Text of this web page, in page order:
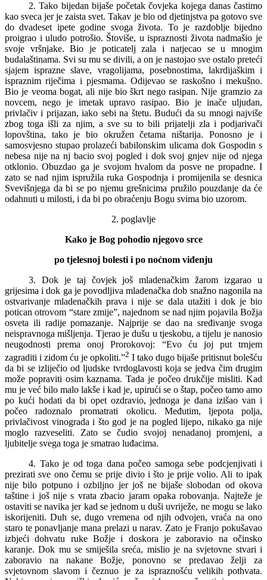
2. Tako bijedan bijaše početak čovjeka kojega danas častimo
kao sveca jer je zaista svet. Takav je bio od djetinjstva pa gotovo sve
do dvadeset ipete godine svoga života. To je razdoblje bijedno
proigrao i uludo potrošio. Štoviše, u ispraznosti života nadmašio je
svoje vršnjake. Bio je poticatelj zala i natjecao se u mnogim
budalaštinama. Svi su mu se divili, a on je nastojao sve ostalo preteći
sjajem isprazne slave, vragolijama, posebnostima, lakrdijaškim i
ispraznim riječima i pjesmama. Odijevao se raskošno i mekušno.
Bio je veoma bogat, ali nije bio škrt nego rasipan. Nije gramzio za
novcem, nego je imetak upravo rasipao. Bio je inače uljudan,
privlačiv i prijazan, iako sebi na štetu. Budući da su mnogi najviše
zbog toga išli za njim, a sve su to bili prijatelji zla i podjarivači
lopovština, tako je bio okružen četama ništarija. Ponosno je i
samosvjesno stupao prolazeći babilonskim ulicama dok Gospodin s
nebesa nije na nj bacio svoj pogled i dok svoj gnjev nije od njega
otklonio. Obuzdao ga je svojom hvalom da posve ne propadne. I
zato se nad njim ispružila ruka Gospodnja i promijenila se desnica
Svevišnjega da bi se po njemu grešnicima pružilo pouzdanje da će
odahnuti u milosti, i da bi po obraćenju Bogu svima bio uzorom.
2. poglavlje
Kako je Bog pohodio njegovo srce
po tjelesnoj bolesti i po noćnom viđenju
3. Dok je taj čovjek još mladenačkim žarom izgarao u
grijesima i dok ga je povodljiva mladenačka dob snažno nagonila na
ostvarivanje mladenačkih prava i nije se dala utažiti i dok je bio
potican otrovom “stare zmije”, najednom se nad njim pojavila Božja
osveta ili radije pomazanje. Najprije se dao na sređivanje svoga
neispravnoga mišljenja. Tjerao je dušu u tjeskobu, a tijelu je nanosio
neugodnosti prema onoj Prorokovoj: “Evo ću joj put trnjem
zagraditi i zidom ću je opkoliti.”2 I tako dugo bijaše pritisnut bolešću
da bi se izliječio od ljudske tvrdoglavosti koja se jedva čim drugim
može popraviti osim kaznama. Tada je počeo drukčije misliti. Kad
mu je već bilo malo lakše i kad je, upirući se o štap, počeo tamo amo
po kući hodati da bi opet ozdravio, jednoga je dana izišao van i
počeo radoznalo promatrati okolicu. Međutim, ljepota polja,
privlačivost vinograda i što god je na pogled lijepo, nikako ga nije
moglo razveseliti. Zato se čudio svojoj nenadanoj promjeni, a
ljubitelje svega toga je smatrao luđacima.
4. Tako je od toga dana počeo samoga sebe podcjenjivati i
prezirati sve ono čemu se prije divio i što je prije volio. Ali to ipak
nije bilo potpuno i ozbiljno jer još ne bijaše slobodan od okova
taštine i još nije s vrata zbacio jaram opaka robovanja. Najteže je
ostaviti se navika jer kad se jednom u duši uvriježe, ne mogu se lako
iskorijeniti. Duh se, dugo vremena od njih odvojen, vraća na ono
staro te ponavljanje mana prelazi u narav. Zato je Franjo pokušavao
izbjeći dohvatu ruke Božje i doskora je zaboravio na očinsko
karanje. Dok mu se smiješila sreća, mislio je na svjetovne stvari i
zaboravio na nakane Božje, ponovno se predavao želji za
svjetovnom slavom i čeznuo je za ispraznošću velikih pothvata.